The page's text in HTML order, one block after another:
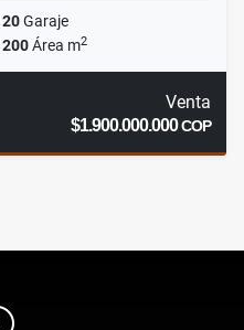
20Garaje
200Área m2
Venta
$1.900.000.000COP